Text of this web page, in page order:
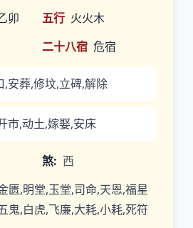
卯 五行 火火木
二十八宿 危宿
,安葬,修坟,立碑,解除
市,动土,嫁娶,安床
煞: 西
匮,明堂,玉堂,司命,天恩,福星
鬼,白虎,飞廉,大耗,小耗,死符